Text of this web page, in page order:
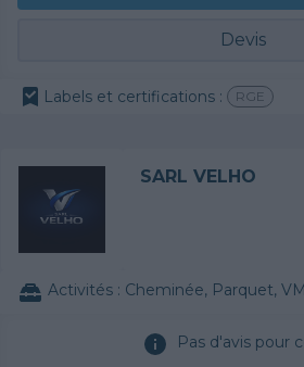
Devis
Labels et certifications : RGE
SARL VELHO
Activités : Cheminée, Parquet,
Pas d'avis pour